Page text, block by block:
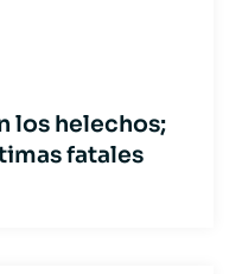
los helechos;
fatales